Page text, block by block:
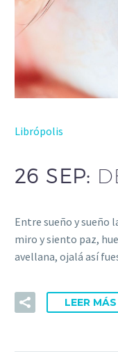
Librópolis
26 SEP:
Entre sueño y sueño
miro y siento paz,
avellana, ojalá así
LEER MÁS